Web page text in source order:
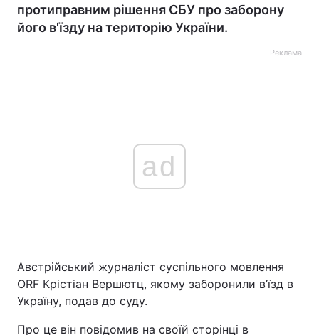
протиправним рішення СБУ про заборону
його в'їзду на територію України.
Реклама
ad
Австрійський журналіст суспільного мовлення
ORF Крістіан Вершютц, якому заборонили в’їзд в
Україну, подав до суду.
Про це він повідомив на своїй сторінці в